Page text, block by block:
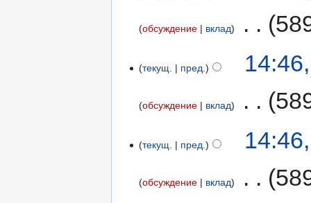
обсуждение вклад
текущ. пред.
обсуждение вклад
текущ. пред.
обсуждение вклад